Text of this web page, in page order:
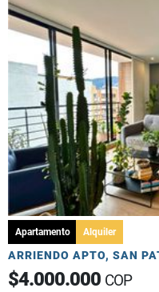
Apartamento Alquiler
$4.000.000 COP